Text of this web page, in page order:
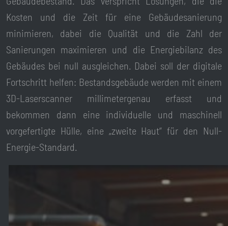
Kosten und die Zeit für eine Gebäudesanierung
minimieren, dabei die Qualität und die Zahl der
Sanierungen maximieren und die Energiebilanz des
Gebäudes bei null ausgleichen. Dabei soll der digitale
Fortschritt helfen: Bestandsgebäude werden mit einem
3D-Laserscanner millimetergenau erfasst und
bekommen dann eine individuelle und maschinell
vorgefertigte Hülle, eine „zweite Haut“ für den Null-
Energie-Standard.